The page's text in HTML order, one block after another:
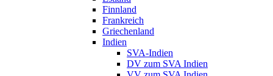
Finnland
Frankreich
Griechenland
Indien
SVA-Indien
DV zum SVA Indien